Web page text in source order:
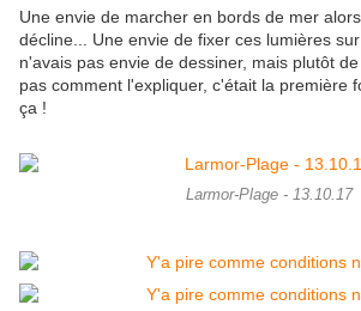
Une envie de marcher en bords de mer
décline... Une envie de fixer ces lumières
n'avais pas envie de dessiner, mais plutôt
pas comment l'expliquer, c'était la première
ça !
Larmor-Plage - 13.10.17